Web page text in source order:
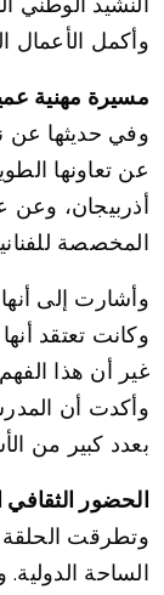
وأكمل الأعمال
مسيرة مهنية
وفي حديثها عن
عن تعاونها
أذربيجان، وعن
المخصصة
وأشارت إلى أنها
وكانت تعتقد
غير أن هذا
وأكدت أن
بعدد كبير من
الحضور الثقافي
وتطرقت الحلقة
الساحة